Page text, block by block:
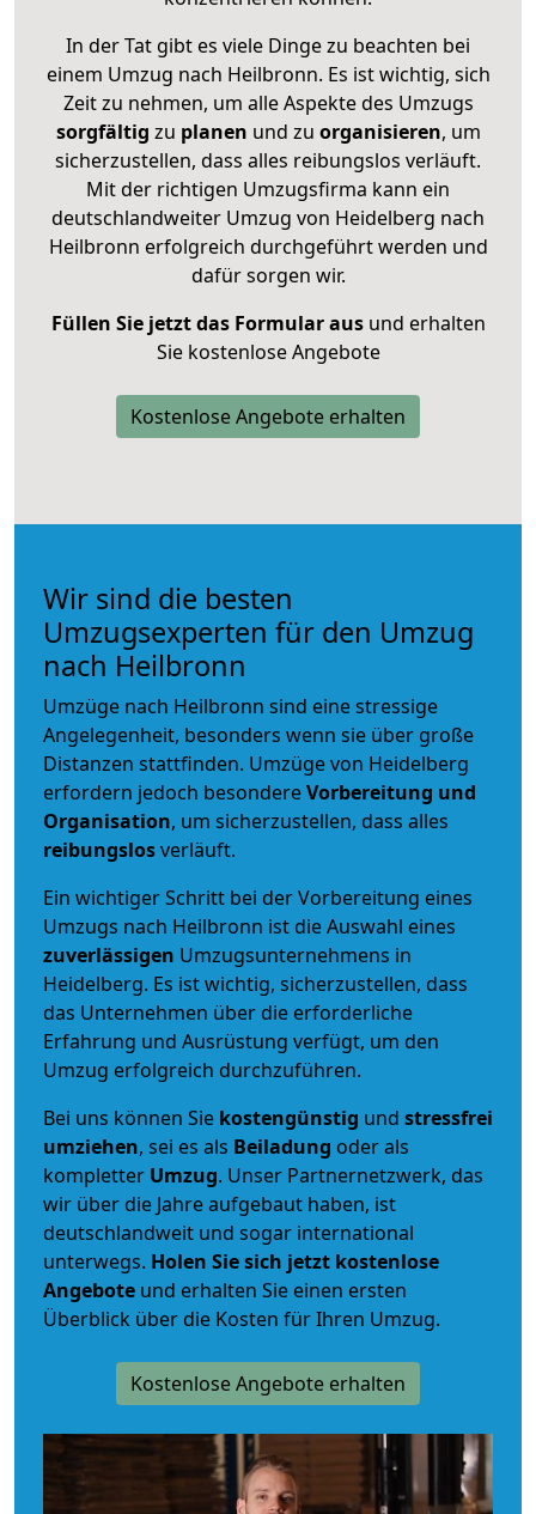
In der Tat gibt es viele Dinge zu beachten bei
einem Umzug nach Heilbronn. Es ist wichtig, sich
Zeit zu nehmen, um alle Aspekte des Umzugs
sorgfältig zu planen und zu organisieren, um
sicherzustellen, dass alles reibungslos verläuft.
Mit der richtigen Umzugsfirma kann ein
deutschlandweiter Umzug von Heidelberg nach
Heilbronn erfolgreich durchgeführt werden und
dafür sorgen wir.
Füllen Sie jetzt das Formular ausund erhalten
Sie kostenlose Angebote
Kostenlose Angebote erhalten
Wir sind die besten
Umzugsexperten für den Umzug
nach Heilbronn
Umzüge nach Heilbronn sind eine stressige
Angelegenheit, besonders wenn sie über große
Distanzen stattfinden. Umzüge von Heidelberg
erfordern jedoch besondereVorbereitung und
Organisation, um sicherzustellen, dass alles
reibungslosverläuft.
Ein wichtiger Schritt bei der Vorbereitung eines
Umzugs nach Heilbronn ist die Auswahl eines
zuverlässigen Umzugsunternehmens in
Heidelberg. Es ist wichtig, sicherzustellen, dass
das Unternehmen über die erforderliche
Erfahrung und Ausrüstung verfügt, um den
Umzug erfolgreich durchzuführen.
Bei uns können Sie kostengünstig und stressfrei
umziehen, sei es als Beiladung oder als
kompletter Umzug. Unser Partnernetzwerk, das
wir über die Jahre aufgebaut haben, ist
deutschlandweit und sogar international
unterwegs. Holen Sie sich jetzt kostenlose
Angebote und erhalten Sie einen ersten
Überblick über die Kosten für Ihren Umzug.
Kostenlose Angebote erhalten